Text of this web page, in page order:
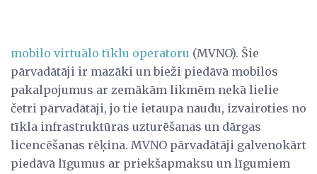
mobilo virtuālo tīklu operatoru (MVNO). Šie
pārvadātāji ir mazāki un bieži piedāvā mobilos
pakalpojumus ar zemākām likmēm nekā lielie
četri pārvadātāji, jo tie ietaupa naudu, izvairoties no
tīkla infrastruktūras uzturēšanas un dārgas
licencēšanas rēķina. MVNO pārvadātāji galvenokārt
piedāvā līgumus ar priekšapmaksu un līgumiem